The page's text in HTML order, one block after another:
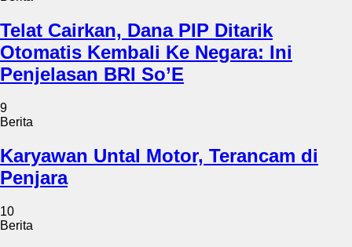
Telat Cairkan, Dana PIP Ditarik
Otomatis Kembali Ke Negara: Ini
Penjelasan BRI So’E
9
Berita
Karyawan Untal Motor, Terancam di
Penjara
10
Berita